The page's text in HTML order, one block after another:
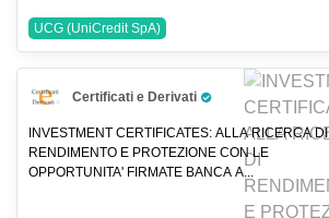
UCG (UniCredit SpA)
Certificati e Derivati
Pro Trader
INVESTMENT CERTIFICATES: ALLA RICERCA DI
RENDIMENTO E PROTEZIONE CON LE
OPPORTUNITA' FIRMATE BANCA A...